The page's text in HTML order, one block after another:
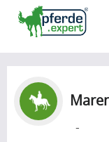
-